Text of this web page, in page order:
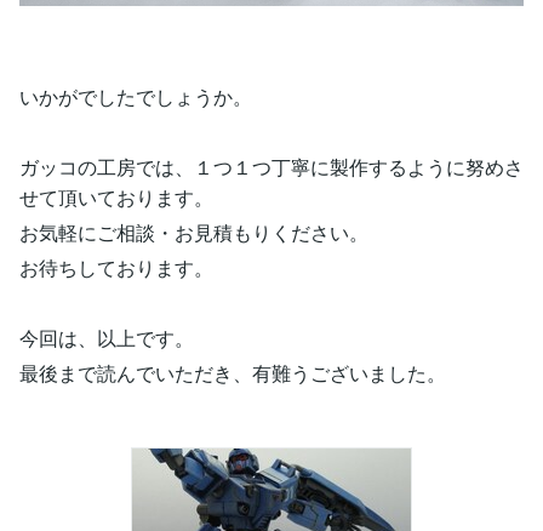
いかがでしたでしょうか。
ガッコの工房では、１つ１つ丁寧に製作するように努めさ
せて頂いております。
お気軽にご相談・お見積もりください。
お待ちしております。
今回は、以上です。
最後まで読んでいただき、有難うございました。